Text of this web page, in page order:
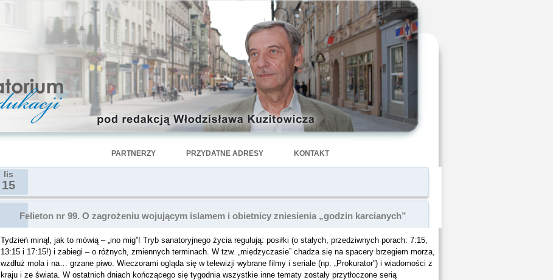
PARTNERZY PRZYDATNE ADRESY KONTAKT
lis
15
Felieton nr 99. O zagrożeniu wojującym islamem i obietnicy zniesienia „godzin karcianych”
Tydzień minął, jak to mówią – „ino mig”! Tryb sanatoryjnego życia regulują: posiłki (o stałych, przedziwnych porach: 7:15,
13:15 i 17:15!) i zabiegi – o różnych, zmiennych terminach. W tzw. „międzyczasie” chadza się na spacery brzegiem morza,
wzdłuż mola i na… grzane piwo. Wieczorami ogląda się w telewizji wybrane filmy i seriale (np. „Prokurator”) i wiadomości z
kraju i ze świata. W ostatnich dniach kończącego się tygodnia wszystkie inne tematy zostały przytłoczone serią